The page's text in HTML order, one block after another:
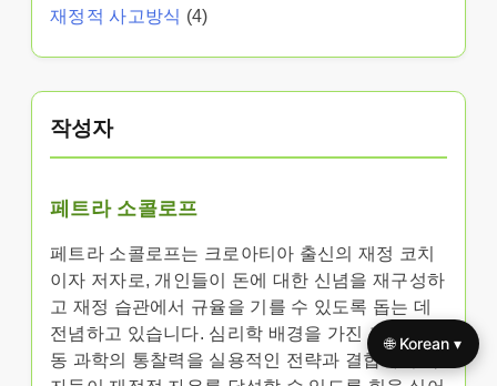
재정적 사고방식 (4)
작성자
페트라 소콜로프
페트라 소콜로프는 크로아티아 출신의 재정 코치
이자 저자로, 개인들이 돈에 대한 신념을 재구성하
고 재정 습관에서 규율을 기를 수 있도록 돕는 데
전념하고 있습니다. 심리학 배경을 가진 그녀는 행
동 과학의 통찰력을 실용적인 전략과 결합하여 독
🌐 Korean ▾